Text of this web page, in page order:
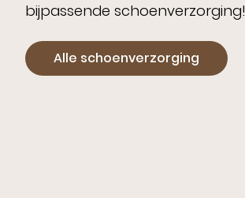
bijpassende schoenverzorging!
Alle schoenverzorging